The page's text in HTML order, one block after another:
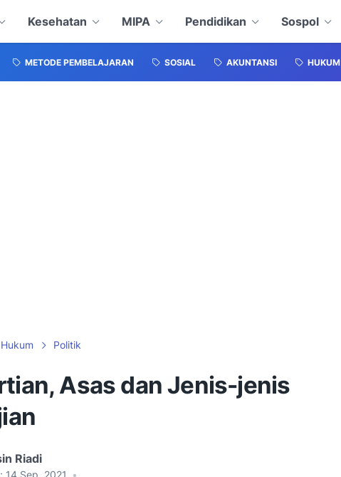
Kesehatan MIPA Pendidikan Sospol
METODE PEMBELAJARAN SOSIAL AKUNTANSI HUKUM
Hukum Politik
Asas dan Jenis-jenis
Riadi
14 Sep, 2021 •